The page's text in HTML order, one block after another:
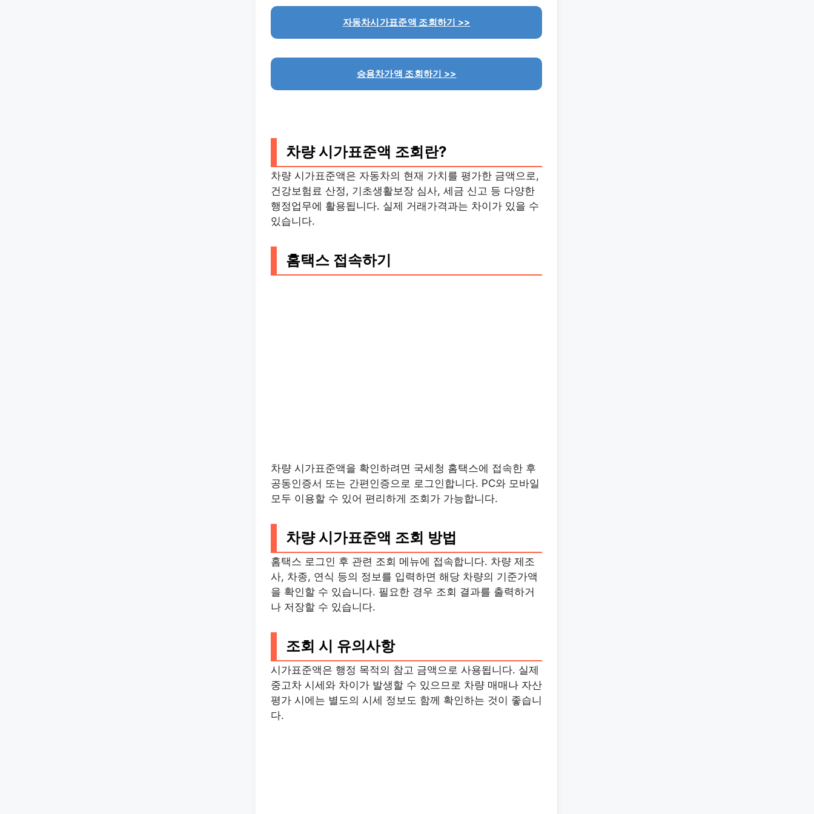
자동차시가표준액 조회하기 >>
승용차가액 조회하기 >>
차량 시가표준액 조회란?
차량 시가표준액은 자동차의 현재 가치를 평가한 금액으로,
건강보험료 산정, 기초생활보장 심사, 세금 신고 등 다양한
행정업무에 활용됩니다. 실제 거래가격과는 차이가 있을 수
있습니다.
홈택스 접속하기
차량 시가표준액을 확인하려면 국세청 홈택스에 접속한 후
공동인증서 또는 간편인증으로 로그인합니다. PC와 모바일
모두 이용할 수 있어 편리하게 조회가 가능합니다.
차량 시가표준액 조회 방법
홈택스 로그인 후 관련 조회 메뉴에 접속합니다. 차량 제조
사, 차종, 연식 등의 정보를 입력하면 해당 차량의 기준가액
을 확인할 수 있습니다. 필요한 경우 조회 결과를 출력하거
나 저장할 수 있습니다.
조회 시 유의사항
시가표준액은 행정 목적의 참고 금액으로 사용됩니다. 실제
중고차 시세와 차이가 발생할 수 있으므로 차량 매매나 자산
평가 시에는 별도의 시세 정보도 함께 확인하는 것이 좋습니
다.